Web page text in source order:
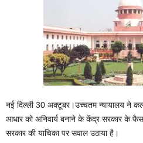
नई दिल्ली 30 अक्टूबर।उच्चतम न्यायालय ने
आधार को अनिवार्य बनाने के केंद्र सरकार के
सरकार की याचिका पर सवाल उठाया है।